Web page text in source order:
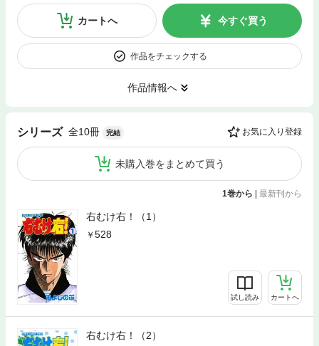
カートへ 今すぐ買う
作品をチェックする
作品情報へ
シリーズ 全10冊 完結 お気に入り登録
未購入巻をまとめて買う
1巻から 最新刊から
右むけ右！（1）
528
試し読み カートへ
右むけ右！（2）